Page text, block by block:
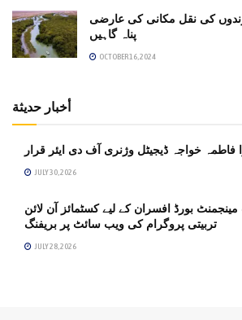
کی نقل مکانی کی عارضی
پناہ گاہیں
OCTOBER 16, 2024
أخبار حديثة
خواجہ ڈیجیٹل وژنری آف دی ایئر قرار
JULY 30, 2026
بورڈ افسران کے لیے کسٹمائز آن لائن
تربیتی پروگرام کی ویب سائٹ پر بریفنگ
JULY 28, 2026